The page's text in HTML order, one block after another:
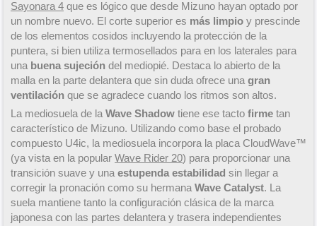
Sayonara 4 que es lógico que desde Mizuno hayan optado por
un nombre nuevo. El corte superior es más limpio y prescinde
de los elementos cosidos incluyendo la protección de la
puntera, si bien utiliza termosellados para en los laterales para
una buena sujeción del mediopié. Destaca lo abierto de la
malla en la parte delantera que sin duda ofrece una gran
ventilación que se agradece cuando los ritmos son altos.
La mediosuela de la Wave Shadow tiene ese tacto firme tan
característico de Mizuno. Utilizando como base el probado
compuesto U4ic, la mediosuela incorpora la placa CloudWave™
(ya vista en la popular Wave Rider 20) para proporcionar una
transición suave y una estupenda estabilidad sin llegar a
corregir la pronación como su hermana Wave Catalyst. La
suela mantiene tanto la configuración clásica de la marca
japonesa con las partes delantera y trasera independientes